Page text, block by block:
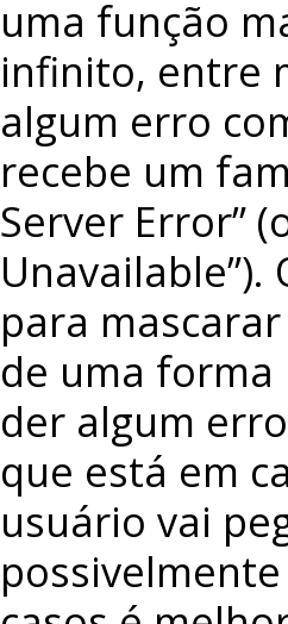
uma função
infinito, entre
algum erro
recebe um
Server Error”
para
de uma forma
der algum
que está em
usuário vai